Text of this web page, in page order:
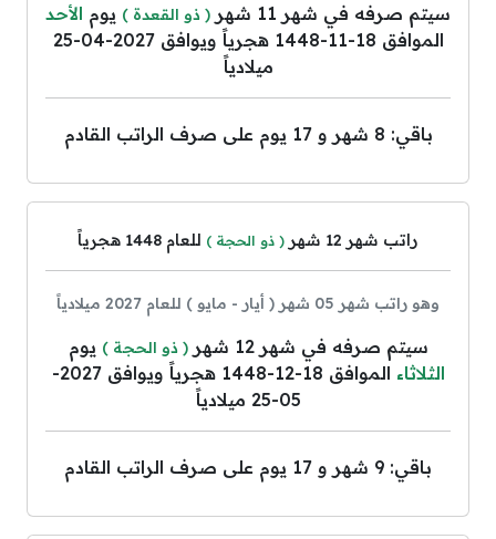
سيتم صرفه في شهر 11 شهر ( ذو القعدة ) يوم الأحد
الموافق 18-11-1448 هجرياً ويوافق 2027-04-25
ميلادياً
باقي: 8 شهر و 17 يوم على صرف الراتب القادم
راتب شهر 12 شهر ( ذو الحجة ) للعام 1448 هجرياً
وهو راتب شهر 05 شهر ( أيار - مايو ) للعام 2027 ميلادياً
سيتم صرفه في شهر 12 شهر ( ذو الحجة ) يوم
الثلاثاء
الموافق 18-12-1448 هجرياً ويوافق 2027-
05-25 ميلادياً
باقي: 9 شهر و 17 يوم على صرف الراتب القادم